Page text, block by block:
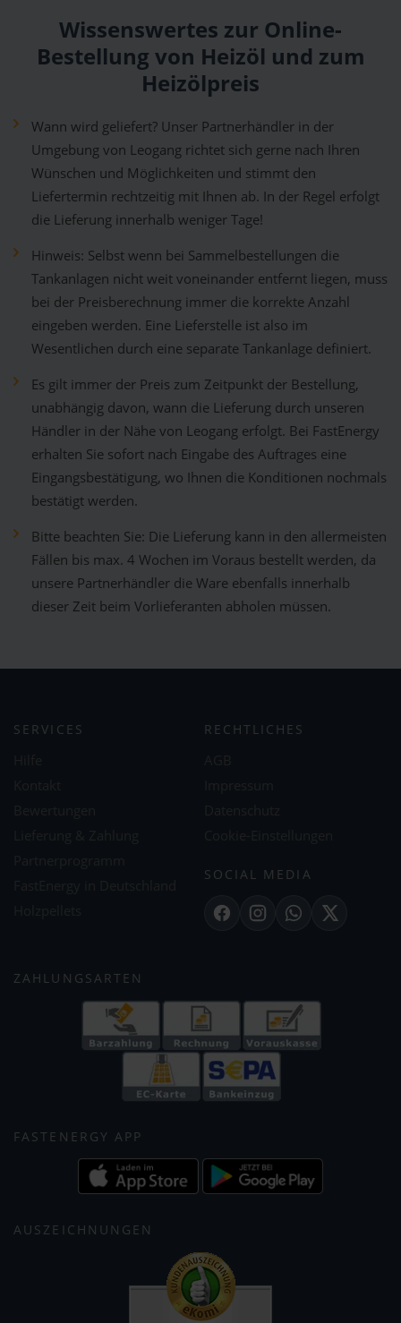
Wissenswertes zur Online-
Bestellung von Heizöl und zum
Heizölpreis
Wann wird geliefert? Unser Partnerhändler in der
Umgebung von Leogang richtet sich gerne nach Ihren
Wünschen und Möglichkeiten und stimmt den
Liefertermin rechtzeitig mit Ihnen ab. In der Regel erfolgt
die Lieferung innerhalb weniger Tage!
Hinweis: Selbst wenn bei Sammelbestellungen die
Tankanlagen nicht weit voneinander entfernt liegen, muss
bei der Preisberechnung immer die korrekte Anzahl
eingeben werden. Eine Lieferstelle ist also im
Wesentlichen durch eine separate Tankanlage definiert.
Es gilt immer der Preis zum Zeitpunkt der Bestellung,
unabhängig davon, wann die Lieferung durch unseren
Händler in der Nähe von Leogang erfolgt. Bei FastEnergy
erhalten Sie sofort nach Eingabe des Auftrages eine
Eingangsbestätigung, wo Ihnen die Konditionen nochmals
bestätigt werden.
Bitte beachten Sie: Die Lieferung kann in den allermeisten
Fällen bis max. 4 Wochen im Voraus bestellt werden, da
unsere Partnerhändler die Ware ebenfalls innerhalb
dieser Zeit beim Vorlieferanten abholen müssen.
SERVICES RECHTLICHES
SOCIAL MEDIA
FacebookInstagramWhatsApp
X
ZAHLUNGSARTEN
FASTENERGY APP
AUSZEICHNUNGEN